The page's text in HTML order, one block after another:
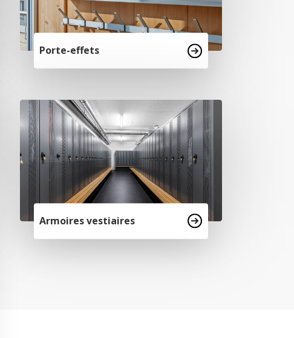
Porte-effets
Armoires vestiaires